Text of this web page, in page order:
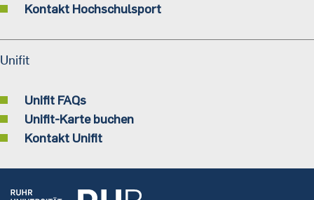
Kontakt Hochschulsport
Unifit
Unifit FAQs
Unifit-Karte buchen
Kontakt Unifit